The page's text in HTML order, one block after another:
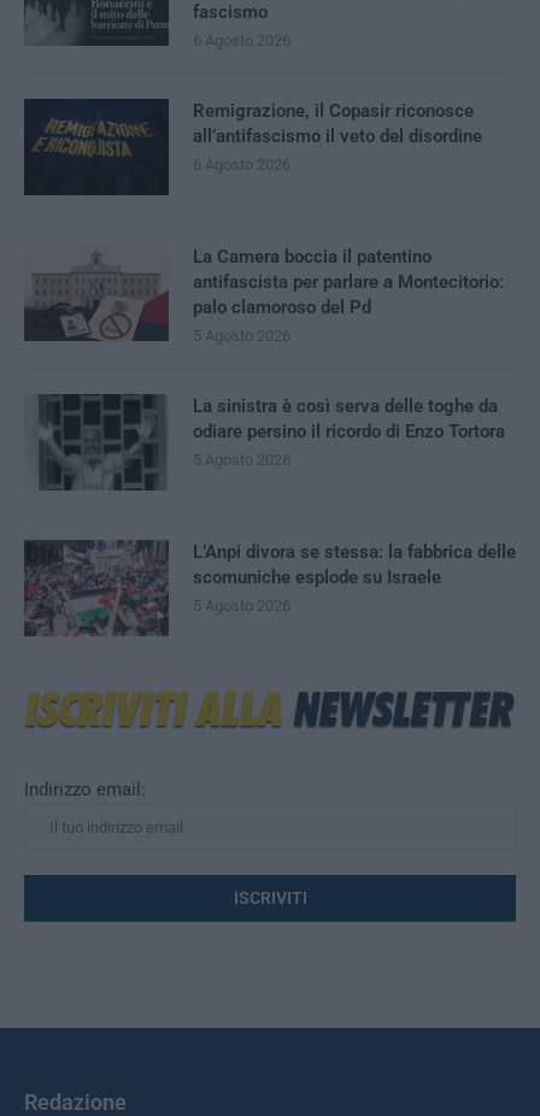
Indirizzo email:
fascismo
6 Agosto 2026
Remigrazione, il Copasir riconosce
all’antifascismo il veto del disordine
6 Agosto 2026
La Camera boccia il patentino
antifascista per parlare a Montecitorio:
palo clamoroso del Pd
5 Agosto 2026
La sinistra è così serva delle toghe da
odiare persino il ricordo di Enzo Tortora
5 Agosto 2026
L’Anpi divora se stessa: la fabbrica delle
scomuniche esplode su Israele
5 Agosto 2026
Redazione